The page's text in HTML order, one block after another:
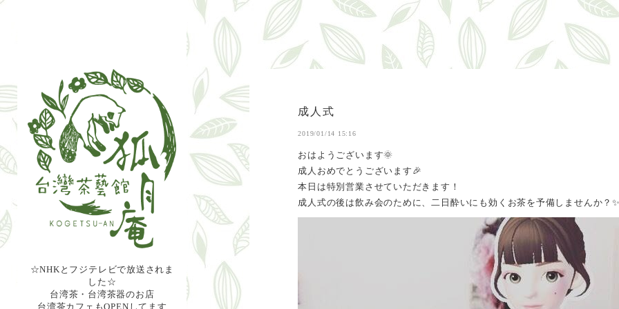
☆NHKとフジテレビで放送されま
した☆
台湾茶・台湾茶器のお店
台湾茶カフェもOPENしてます
成人式
2019/01/14 15:16
おはようございます🌞
成人おめでとうございます🎉
本日は特別営業させていただきます！
成人式の後は飲み会のために、二日酔いにも効くお茶を予備しませんか？